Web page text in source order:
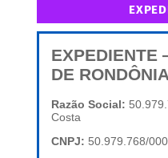
DE RONDÔNIA
Razão Social:
Costa
CNPJ: 50.979.768/